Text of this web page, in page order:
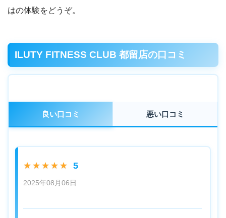
はの体験をどうぞ。
ILUTY FITNESS CLUB 都留店の口コミ
良い口コミ 悪い口コミ
★★★★★ 5
2025年08月06日